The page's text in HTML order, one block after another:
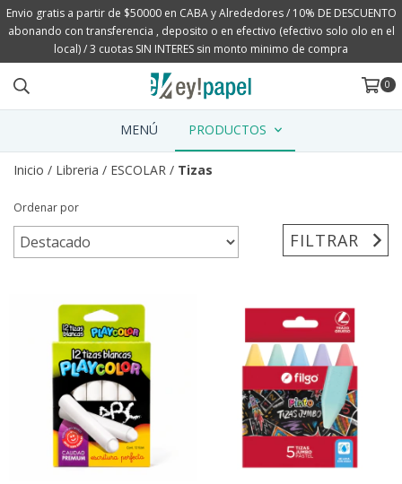
Envio gratis a partir de $50000 en CABA y Alrededores / 10% DE DESCUENTO
abonando con transferencia , deposito o en efectivo (efectivo solo olo en el
local) / 3 cuotas SIN INTERES sin monto minimo de compra
0
MENÚ PRODUCTOS
Inicio / Libreria / ESCOLAR / Tizas
Ordenar por
FILTRAR